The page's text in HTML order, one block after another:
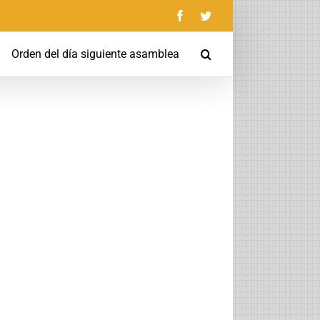
FacebookTwitter
Orden del día siguiente asamblea